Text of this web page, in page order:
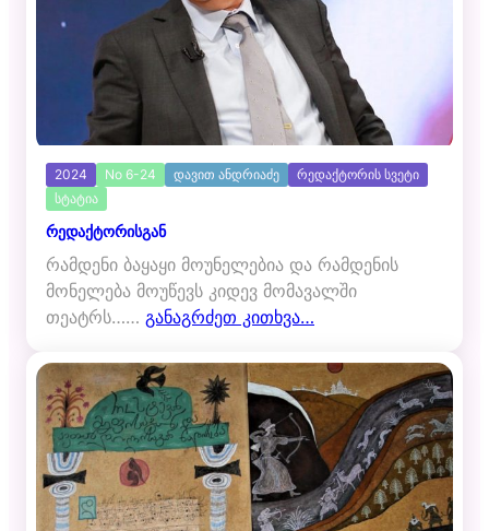
2024 No 6-24 დავით ანდრიაძე
რედაქტორის სვეტი
სტატია
რედაქტორისგან
რამდენი ბაყაყი მოუნელებია და რამდენის
მონელება მოუწევს კიდევ მომავალში
თეატრს…… განაგრძეთ კითხვა…